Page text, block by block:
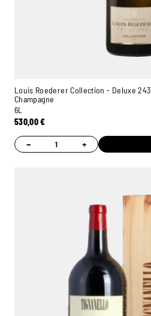
Louis Roederer Collection - Deluxe 243
Champagne
6L
530,00€
− +